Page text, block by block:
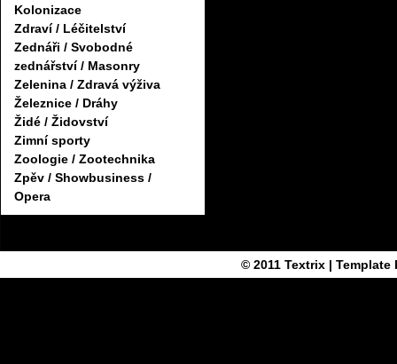
Kolonizace
Zdraví / Léčitelství
Zednáři / Svobodné
zednářství / Masonry
Zelenina / Zdravá výživa
Železnice / Dráhy
Židé / Židovství
Zimní sporty
Zoologie / Zootechnika
Zpěv / Showbusiness /
Opera
© 2011 Textrix| Template